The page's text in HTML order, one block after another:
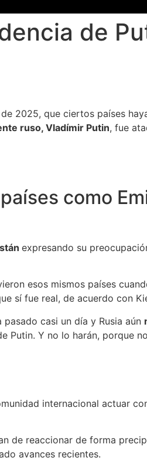
de
2025, que ciertos países
ruso, Vladímir Putin, fue
como
expresando su
esos mismos países
sí fue real, de acuerdo con
pasado casi un día y Rusia aún
Putin. Y no lo harán, porque
internacional actuar
de reaccionar de forma
avances recientes.